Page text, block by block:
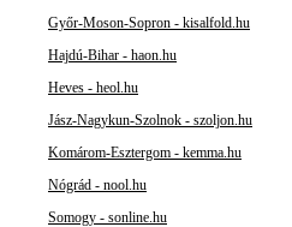
Győr-Moson-Sopron - kisalfold.hu
Hajdú-Bihar - haon.hu
Heves - heol.hu
Jász-Nagykun-Szolnok - szoljon.hu
Komárom-Esztergom - kemma.hu
Nógrád - nool.hu
Somogy - sonline.hu